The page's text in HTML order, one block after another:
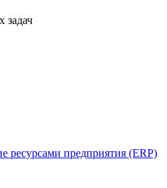
задач
ресурсами предприятия (ERP)